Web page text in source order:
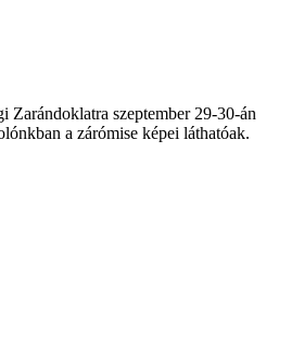
Zarándoklatra szeptember 29-30-án
a zárómise képei láthatóak.